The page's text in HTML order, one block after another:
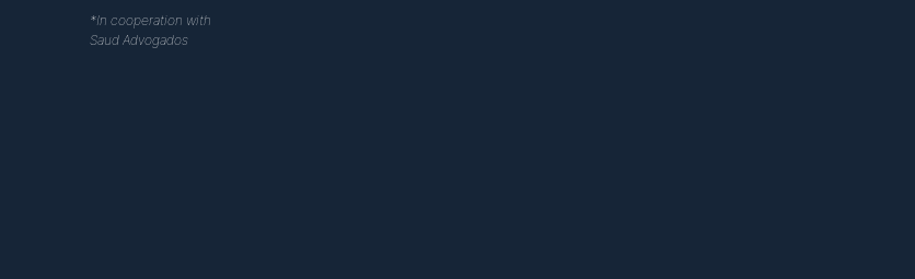
*In cooperation with
Saud Advogados